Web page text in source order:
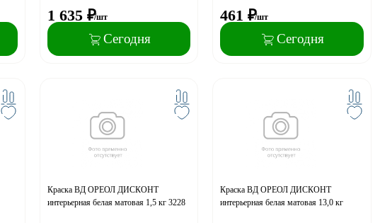
1 635 ₽/шт
Сегодня
461 ₽/шт
Сегодня
Краска ВД ОРЕОЛ ДИСКОНТ
интерьерная белая матовая 1,5 кг 3228
Краска ВД ОРЕОЛ ДИСКОНТ
интерьерная белая матовая 13,0 кг